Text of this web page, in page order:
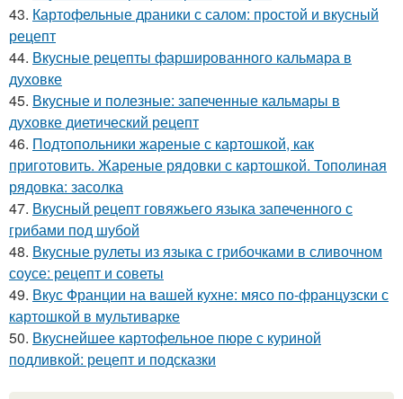
43. Картофельные драники с салом: простой и вкусный
рецепт
44. Вкусные рецепты фаршированного кальмара в
духовке
45. Вкусные и полезные: запеченные кальмары в
духовке диетический рецепт
46. Подтопольники жареные с картошкой, как
приготовить. Жареные рядовки с картошкой. Тополиная
рядовка: засолка
47. Вкусный рецепт говяжьего языка запеченного с
грибами под шубой
48. Вкусные рулеты из языка с грибочками в сливочном
соусе: рецепт и советы
49. Вкус Франции на вашей кухне: мясо по-французски с
картошкой в мультиварке
50. Вкуснейшее картофельное пюре с куриной
подливкой: рецепт и подсказки